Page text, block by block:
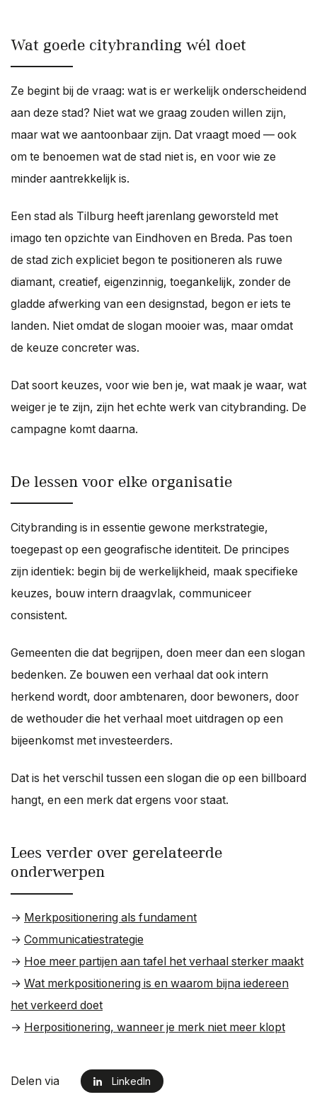
Wat goede citybranding wél doet
Ze begint bij de vraag: wat is er werkelijk onderscheidend
aan deze stad? Niet wat we graag zouden willen zijn,
maar wat we aantoonbaar zijn. Dat vraagt moed — ook
om te benoemen wat de stad niet is, en voor wie ze
minder aantrekkelijk is.
Een stad als Tilburg heeft jarenlang geworsteld met
imago ten opzichte van Eindhoven en Breda. Pas toen
de stad zich expliciet begon te positioneren als ruwe
diamant, creatief, eigenzinnig, toegankelijk, zonder de
gladde afwerking van een designstad, begon er iets te
landen. Niet omdat de slogan mooier was, maar omdat
de keuze concreter was.
Dat soort keuzes, voor wie ben je, wat maak je waar, wat
weiger je te zijn, zijn het echte werk van citybranding. De
campagne komt daarna.
De lessen voor elke organisatie
Citybranding is in essentie gewone merkstrategie,
toegepast op een geografische identiteit. De principes
zijn identiek: begin bij de werkelijkheid, maak specifieke
keuzes, bouw intern draagvlak, communiceer
consistent.
Gemeenten die dat begrijpen, doen meer dan een slogan
bedenken. Ze bouwen een verhaal dat ook intern
herkend wordt, door ambtenaren, door bewoners, door
de wethouder die het verhaal moet uitdragen op een
bijeenkomst met investeerders.
Dat is het verschil tussen een slogan die op een billboard
hangt, en een merk dat ergens voor staat.
Lees verder over gerelateerde
onderwerpen
→ Merkpositionering als fundament
→ Communicatiestrategie
→ Hoe meer partijen aan tafel het verhaal sterker maakt
→ Wat merkpositionering is en waarom bijna iedereen
het verkeerd doet
→ Herpositionering, wanneer je merk niet meer klopt
Delen via LinkedIn